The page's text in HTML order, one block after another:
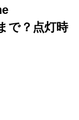
で？点灯時